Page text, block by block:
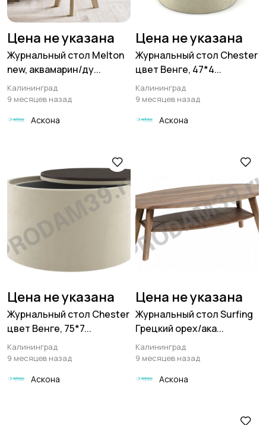
Цена не указана
Журнальный стол Melton
new, аквамарин/ду...
Калининград
9 месяцев назад
Аскона
Цена не указана
Журнальный стол Chester
цвет Венге, 47*4...
Калининград
9 месяцев назад
Аскона
Цена не указана
Журнальный стол Chester
цвет Венге, 75*7...
Калининград
9 месяцев назад
Аскона
Цена не указана
Журнальный стол Surfing
Грецкий орех/ака...
Калининград
9 месяцев назад
Аскона